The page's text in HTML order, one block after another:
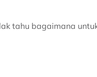
tahu bagaimana